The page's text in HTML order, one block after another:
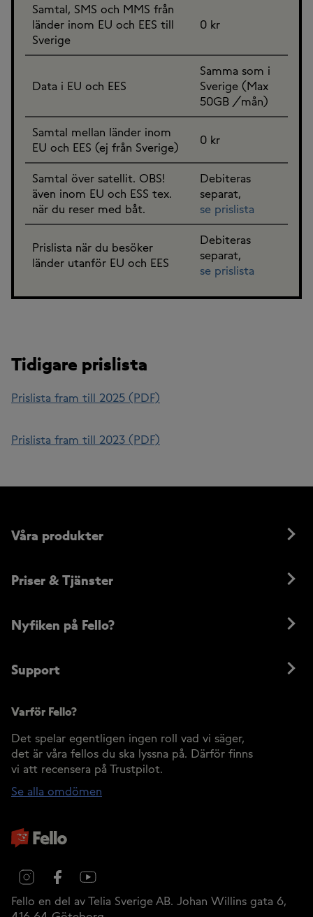
Samtal, SMS och MMS från
länder inom EU och EES till
Sverige
0 kr
Data i EU och EES
Samma som i
Sverige (Max
50GB /mån)
Samtal mellan länder inom
EU och EES (ej från Sverige)
0 kr
Samtal över satellit. OBS!
även inom EU och ESS tex.
när du reser med båt.
Debiteras
separat,
se prislista
Prislista när du besöker
länder utanför EU och EES
Debiteras
separat,
se prislista
Tidigare prislista
Prislista fram till 2025 (PDF)
Prislista fram till 2023 (PDF)
Våra produkter
Priser & Tjänster
Nyfiken på Fello?
Support
Varför Fello?
Det spelar egentligen ingen roll vad vi säger,
det är våra fellos du ska lyssna på. Därför finns
vi att recensera på Trustpilot.
Se alla omdömen
InstagramFacebookYouTube
Fello en del av Telia Sverige AB. Johan Willins gata 6,